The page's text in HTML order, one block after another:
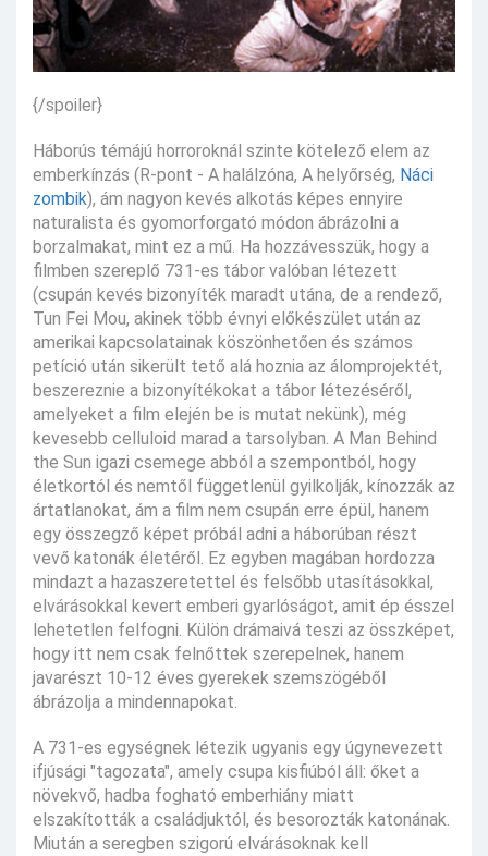
{/spoiler}
Háborús témájú horroroknál szinte kötelező elem az
emberkínzás (R-pont - A halálzóna, A helyőrség, Náci
zombik), ám nagyon kevés alkotás képes ennyire
naturalista és gyomorforgató módon ábrázolni a
borzalmakat, mint ez a mű. Ha hozzávesszük, hogy a
filmben szereplő 731-es tábor valóban létezett
(csupán kevés bizonyíték maradt utána, de a rendező,
Tun Fei Mou, akinek több évnyi előkészület után az
amerikai kapcsolatainak köszönhetően és számos
petíció után sikerült tető alá hoznia az álomprojektét,
beszereznie a bizonyítékokat a tábor létezéséről,
amelyeket a film elején be is mutat nekünk), még
kevesebb celluloid marad a tarsolyban. A Man Behind
the Sun igazi csemege abból a szempontból, hogy
életkortól és nemtől függetlenül gyilkolják, kínozzák az
ártatlanokat, ám a film nem csupán erre épül, hanem
egy összegző képet próbál adni a háborúban részt
vevő katonák életéről. Ez egyben magában hordozza
mindazt a hazaszeretettel és felsőbb utasításokkal,
elvárásokkal kevert emberi gyarlóságot, amit ép ésszel
lehetetlen felfogni. Külön drámaivá teszi az összképet,
hogy itt nem csak felnőttek szerepelnek, hanem
javarészt 10-12 éves gyerekek szemszögéből
ábrázolja a mindennapokat.
A 731-es egységnek létezik ugyanis egy úgynevezett
ifjúsági "tagozata", amely csupa kisfiúból áll: őket a
növekvő, hadba fogható emberhiány miatt
elszakították a családjuktól, és besorozták katonának.
Miután a seregben szigorú elvárásoknak kell